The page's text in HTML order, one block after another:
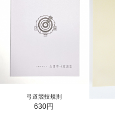
弓道競技規則
630円